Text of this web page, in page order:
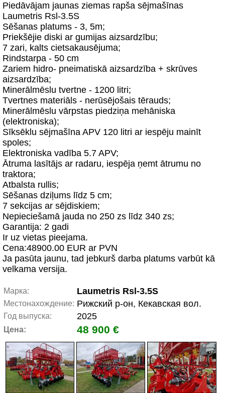
Piedāvājam jaunas ziemas rapša sējmašīnas
Laumetris Rsl-3.5S
Sēšanas platums - 3, 5m;
Priekšējie diski ar gumijas aizsardzību;
7 zari, kalts cietsakausējuma;
Rindstarpa - 50 cm
Zariem hidro- pneimatiskā aizsardzība + skrūves
aizsardzība;
Minerālmēslu tvertne - 1200 litri;
Tvertnes materiāls - nerūsējošais tērauds;
Minerālmēslu vārpstas piedziņa mehāniska
(elektroniska);
Sīksēklu sējmašīna APV 120 litri ar iespēju mainīt
spoles;
Elektroniska vadība 5.7 APV;
Ātruma lasītājs ar radaru, iespēja ņemt ātrumu no
traktora;
Atbalsta rullis;
Sēšanas dziļums līdz 5 cm;
7 sekcijas ar sējdiskiem;
Nepieciešamā jauda no 250 zs līdz 340 zs;
Garantija: 2 gadi
Ir uz vietas pieejama.
Cena:48900.00 EUR ar PVN
Ja pasūta jaunu, tad jebkurš darba platums varbūt kā
velkama versija.
Марка: Laumetris Rsl-3.5S
Местонахождение: Рижский р-он, Кекавская вол.
Год выпуска: 2025
Цена: 48 900 €